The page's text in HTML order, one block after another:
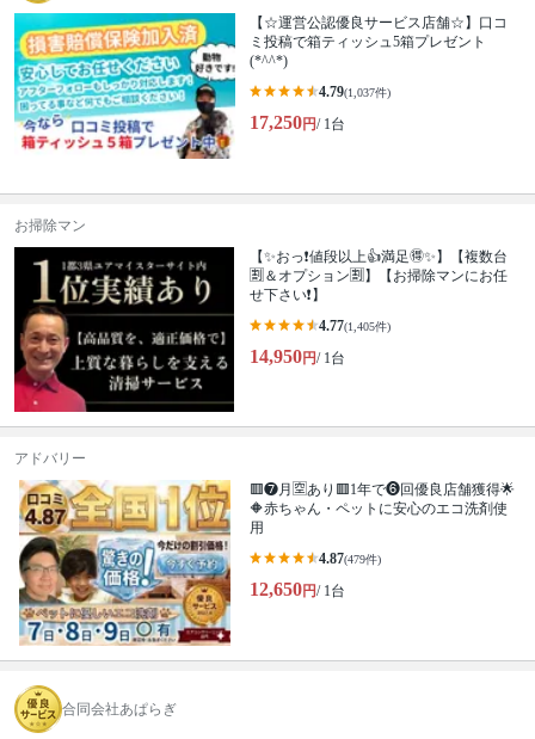
【☆運営公認優良サービス店舗☆】口コ
ミ投稿で箱ティッシュ5箱プレゼント
(*^^*)
4.79(1,037件)
17,250円/ 1台
お掃除マン
【✨おっ❗値段以上👍満足🉐✨】【複数台
🈹＆オプション🈹】【お掃除マンにお任
せ下さい❗】
4.77(1,405件)
14,950円/ 1台
アドバリー
🟥❼月🈳あり🟥1年で❻回優良店舗獲得🌟
🔶赤ちゃん・ペットに安心のエコ洗剤使
用
4.87(479件)
12,650円/ 1台
合同会社あぱらぎ